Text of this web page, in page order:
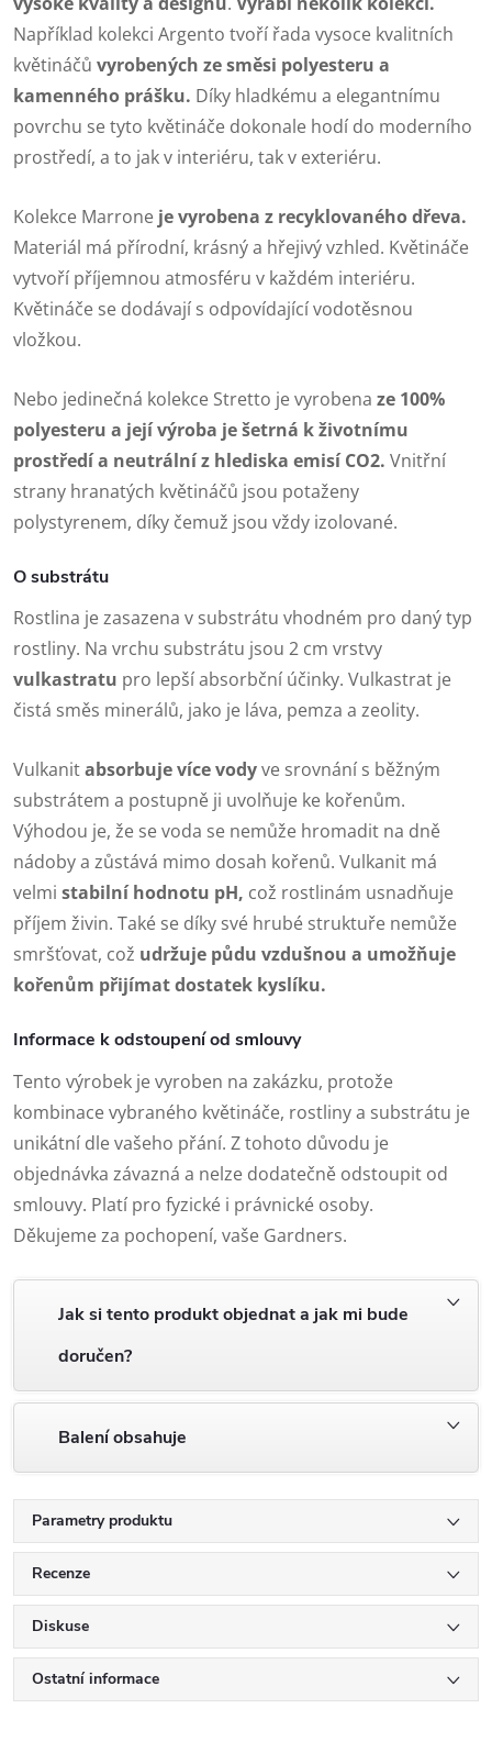
Například kolekci Argento tvoří řada vysoce kvalitních
květináčů vyrobených ze směsi polyesteru a
kamenného prášku. Díky hladkému a elegantnímu
povrchu se tyto květináče dokonale hodí do moderního
prostředí, a to jak v interiéru, tak v exteriéru.
Kolekce Marrone je vyrobena z recyklovaného dřeva.
Materiál má přírodní, krásný a hřejivý vzhled. Květináče
vytvoří příjemnou atmosféru v každém interiéru.
Květináče se dodávají s odpovídající vodotěsnou
vložkou.
Nebo jedinečná kolekce Stretto je vyrobena ze 100%
polyesteru a její výroba je šetrná k životnímu
prostředí a neutrální z hlediska emisí CO2. Vnitřní
strany hranatých květináčů jsou potaženy
polystyrenem, díky čemuž jsou vždy izolované.
O substrátu
Rostlina je zasazena v substrátu vhodném pro daný typ
rostliny. Na vrchu substrátu jsou 2 cm vrstvy
vulkastratu pro lepší absorbční účinky. Vulkastrat je
čistá směs minerálů, jako je láva, pemza a zeolity.
Vulkanitabsorbuje více vodyve srovnání s běžným
substrátem a postupně ji uvolňuje ke kořenům.
Výhodou je, že se voda se nemůže hromadit na dně
nádoby a zůstává mimo dosah kořenů. Vulkanit má
velmi stabilní hodnotu pH, což rostlinám usnadňuje
příjem živin. Také se díky své hrubé struktuře nemůže
smršťovat, což udržuje půdu vzdušnou a umožňuje
kořenům přijímat dostatek kyslíku.
Informace k odstoupení od smlouvy
Tento výrobek je vyroben na zakázku, protože
kombinace vybraného květináče, rostliny a substrátu je
unikátní dle vašeho přání. Z tohoto důvodu je
objednávka závazná a nelze dodatečně odstoupit od
smlouvy. Platí pro fyzické i právnické osoby.
Děkujeme za pochopení, vaše Gardners.
Jak si tento produkt objednat a jak mi bude
doručen?
Balení obsahuje
Parametry produktu
Recenze
Diskuse
Ostatní informace